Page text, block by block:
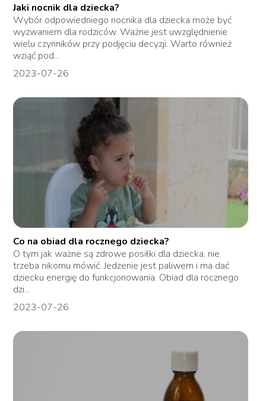
Jaki nocnik dla dziecka?
Wybór odpowiedniego nocnika dla dziecka może być
wyzwaniem dla rodziców. Ważne jest uwzględnienie
wielu czynników przy podjęciu decyzji. Warto również
wziąć pod...
2023-07-26
Co na obiad dla rocznego dziecka?
O tym jak ważne są zdrowe posiłki dla dziecka, nie
trzeba nikomu mówić. Jedzenie jest paliwem i ma dać
dziecku energię do funkcjonowania. Obiad dla rocznego
dzi...
2023-07-26